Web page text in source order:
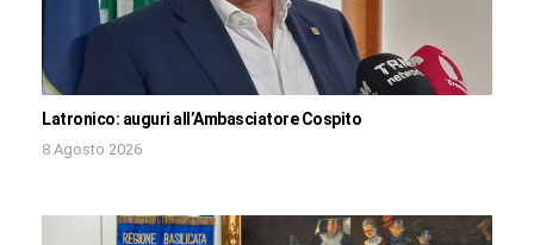
Latronico: auguri all’Ambasciatore Cospito
8 Agosto 2026